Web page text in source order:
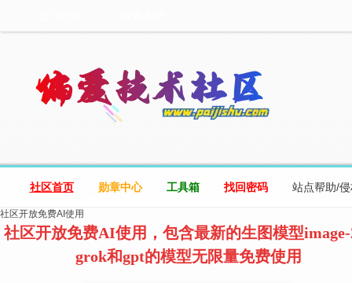
社区首页 勋章中心 工具箱 找回密码 站点帮助/
社区开放免费AI使用
社区开放免费AI使用，包含最新的生图模型
grok和gpt的模型无限量免费使用